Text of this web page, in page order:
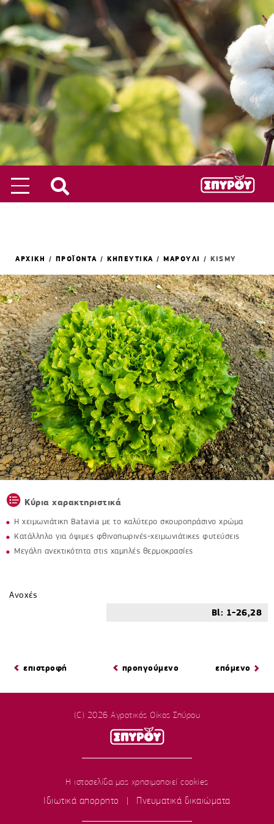
ΑΡΧΙΚΗ / ΠΡΟΪΟΝΤΑ / ΚΗΠΕΥΤΙΚΑ / ΜΑΡΟΥΛΙ / KISMY
Κύρια χαρακτηριστικά
Η χειμωνιάτικη Batavia με το καλύτερο σκουροπράσινο χρώμα
Κατάλληλο για όψιμες φθινοπωρινές-χειμωνιάτικες φυτεύσεις
Μεγάλη ανεκτικότητα στις χαμηλές θερμοκρασίες
Ανοχές
Bl: 1-26,28
επιστροφή επόμενο
προηγούμενο
(C) 2026 Αγροτικός Οίκος Σπύρου
Η ιστοσελίδα μας χρησιμοποιεί cookies
Ιδιωτικά απορρητο
| Πνευματικά δικαιώματα